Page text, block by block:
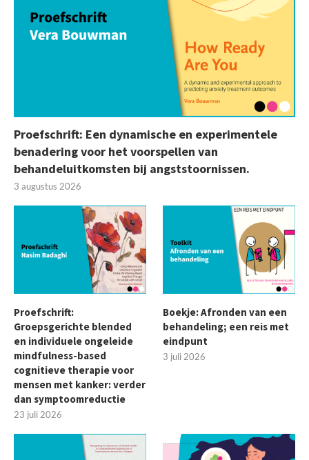
Proefschrift: Een dynamische en experimentele
benadering voor het voorspellen van
behandeluitkomsten bij angststoornissen.
3 augustus 2026
Proefschrift:
Groepsgerichte blended
en individuele ongeleide
mindfulness-based
cognitieve therapie voor
mensen met kanker: verder
dan symptoomreductie
23 juli 2026
Boekje: Afronden van een
behandeling; een reis met
eindpunt
3 juli 2026